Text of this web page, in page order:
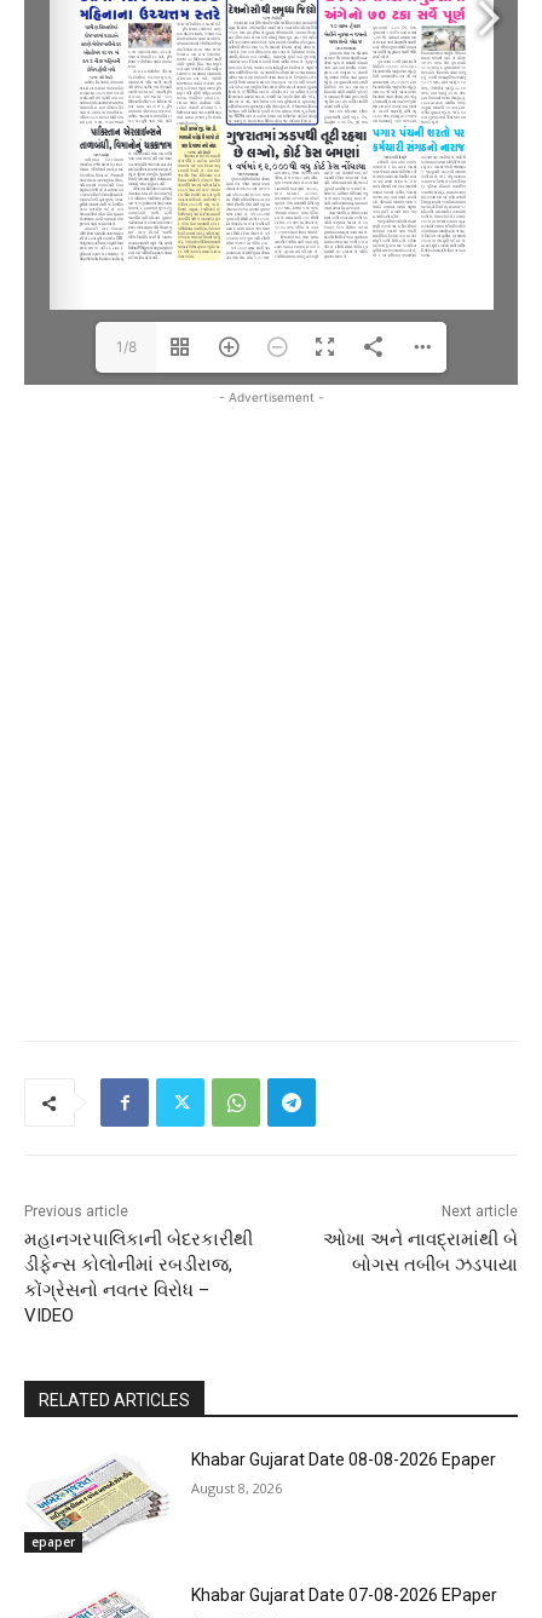
1/8
- Advertisement -
Previous article
મહાનગરપાલિકાની બેદરકારીથી
ડીફેન્સ કોલોનીમાં રબડીરાજ,
કોંગ્રેસનો નવતર વિરોધ –
VIDEO
Next article
ઓખા અને નાવદ્રામાંથી બે
બોગસ તબીબ ઝડપાયા
RELATED ARTICLES
epaper
Khabar Gujarat Date 08-08-2026 Epaper
August 8, 2026
Khabar Gujarat Date 07-08-2026 EPaper